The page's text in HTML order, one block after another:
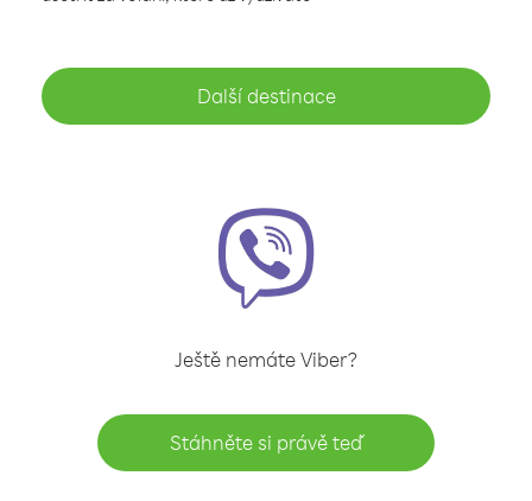
Další destinace
Ještě nemáte Viber?
Stáhněte si právě teď